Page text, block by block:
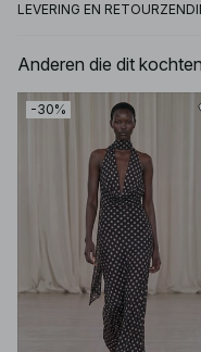
LEVERING EN
Anderen die dit
-30%